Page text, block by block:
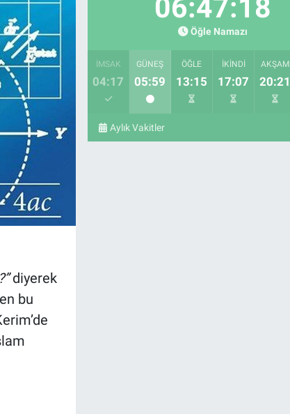
diyerek
bu
06:47:17
Öğle Namazı
İMSAK
04:17
GÜNEŞ
05:59
ÖĞLE
13:15
İKINDI
17:07
AKŞAM
20:21
Aylık Vakitler